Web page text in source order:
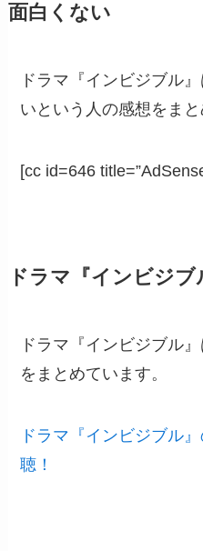
面白くない
ドラマ『インビジブル
いという人の感想をまと
[cc id=646
ドラマ『インビジ
ドラマ『インビジブル
をまとめています。
ドラマ『インビジブル
聴！